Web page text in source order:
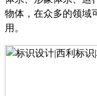
物体，在众多的领域
用。